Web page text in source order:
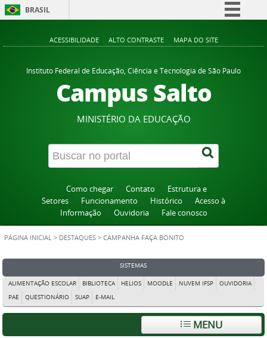
BRASIL
Comunica BR
Participe
Acesso à informação
Canais
ACESSIBILIDADE ALTO CONTRASTE MAPA DO SITE
Instituto Federal de Educação, Ciência e Tecnologia de São Paulo
Campus Salto
MINISTÉRIO DA EDUCAÇÃO
Como chegar Contato
Estrutura e
Setores
Funcionamento Histórico
Acesso à
Informação
Ouvidoria Fale conosco
PÁGINA INICIAL > DESTAQUES > CAMPANHA FAÇA BONITO
SISTEMAS
ALIMENTAÇÃO ESCOLAR BIBLIOTECA HELIOS MOODLE NUVEM IFSP
OUVIDORIA
PAE
QUESTIONÁRIO SUAP E-MAIL
MENU